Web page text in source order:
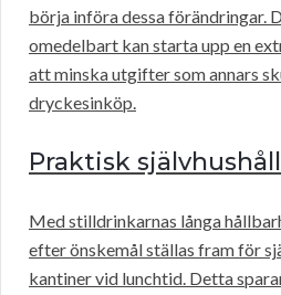
börja införa dessa förändringar.
omedelbart kan starta upp en
att minska utgifter som annars
dryckesinköp.
Praktisk
Med stilldrinkarnas långa
efter önskemål ställas fram för
kantiner vid lunchtid. Detta